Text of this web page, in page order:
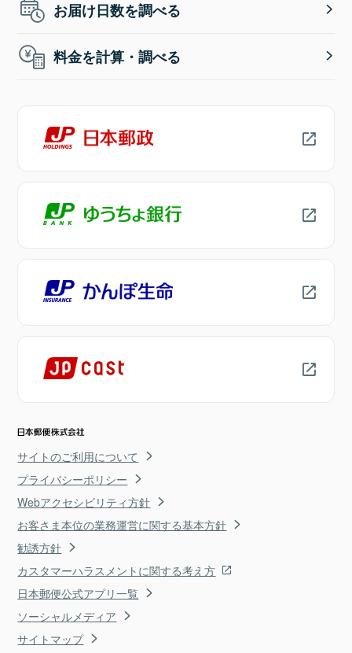
お届け日数を調べる
料金を計算・調べる
サイトのご利用について
プライバシーポリシー
Webアクセシビリティ方針
お客さま本位の業務運営に関する基本方針
勧誘方針
カスタマーハラスメントに関する考え方
日本郵便公式アプリ一覧
ソーシャルメディア
サイトマップ